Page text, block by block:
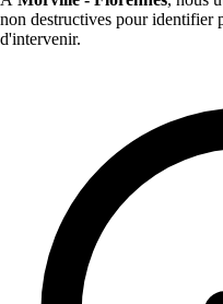
non destructives pour identifier
d'intervenir.